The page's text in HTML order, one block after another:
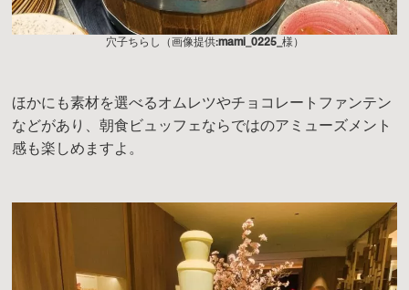
穴子ちらし（画像提供:mami_0225_ 様）
ほかにも素材を選べるオムレツやチョコレートファンテン
などがあり、朝食ビュッフェならではのアミューズメント
感も楽しめますよ。